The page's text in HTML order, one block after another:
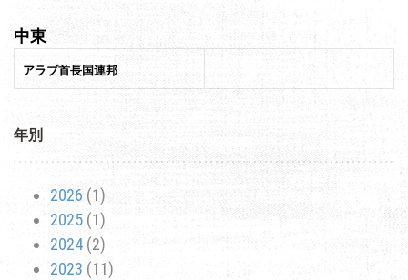
中東
アラブ首長国連邦
年別
2026 (1)
2025 (1)
2024 (2)
2023 (11)